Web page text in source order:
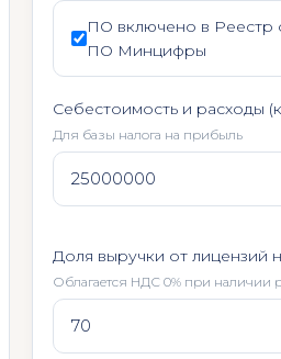
ПО включено в Реестр
ПО Минцифры
Себестоимость и расходы
Для базы налога на прибыль
Доля выручки от лицензий
Облагается НДС 0% при наличии